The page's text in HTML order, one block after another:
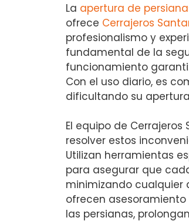
La apertura de
ofrece Cerrajeros
profesionalismo y
fundamental de la
funcionamiento
Con el uso diario, es
dificultando su
El equipo de
resolver estos
Utilizan herramientas
para asegurar que
minimizando cualquier
ofrecen
las persianas,